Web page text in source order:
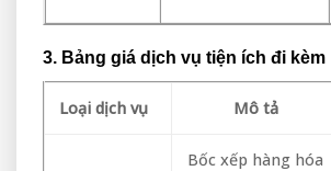
3. Bảng giá dịch vụ tiện ích đi kèm
Loại dịch vụ Mô tả
Bốc xếp hàng hóa